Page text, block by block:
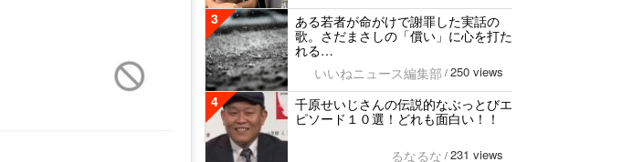
3
ある若者が命がけで謝罪した実話の
歌。さだまさしの「償い」に心を打た
れる…
いいねニュース編集部 / 250 views
4
千原せいじさんの伝説的なぶっとびエ
ピソード１０選！どれも面白い！！
るなるな / 231 views